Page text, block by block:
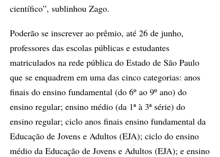
científico”, sublinhou Zago.
Poderão se inscrever ao prêmio, até 26 de junho,
professores das escolas públicas e estudantes
matriculados na rede pública do Estado de São Paulo
que se enquadrem em uma das cinco categorias: anos
finais do ensino fundamental (do 6º ao 9º ano) do
ensino regular; ensino médio (da 1ª à 3ª série) do
ensino regular; ciclo anos finais ensino fundamental da
Educação de Jovens e Adultos (EJA); ciclo do ensino
médio da Educação de Jovens e Adultos (EJA); e ensino